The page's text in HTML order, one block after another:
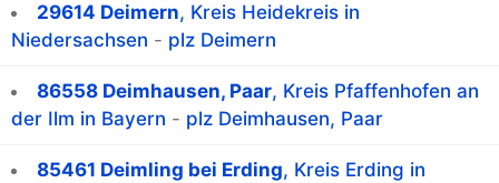
29614 Deimern, Kreis Heidekreis in
Niedersachsen - plz Deimern
86558 Deimhausen, Paar, Kreis Pfaffenhofen an
der Ilm in Bayern - plz Deimhausen, Paar
85461 Deimling bei Erding, Kreis Erding in